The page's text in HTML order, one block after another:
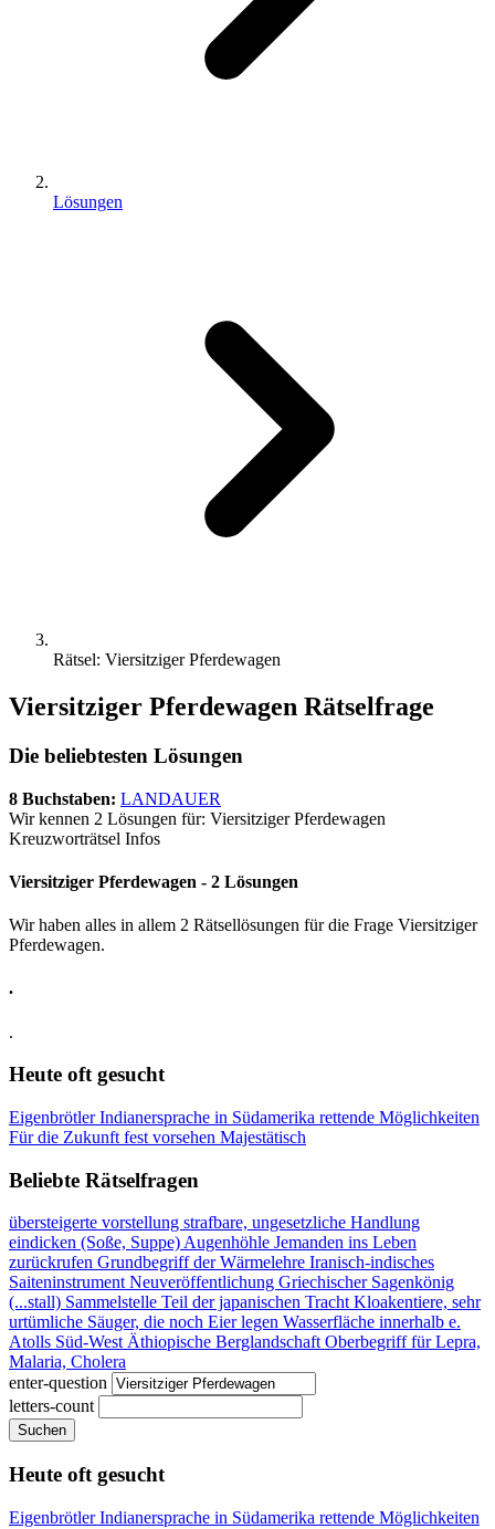
Lösungen
Rätsel: Viersitziger Pferdewagen
Viersitziger Pferdewagen Rätselfrage
Die beliebtesten Lösungen
8 Buchstaben: LANDAUER
Wir kennen 2 Lösungen für: Viersitziger Pferdewagen
Kreuzworträtsel Infos
Viersitziger Pferdewagen - 2 Lösungen
Wir haben alles in allem 2 Rätsellösungen für die Frage Viersitziger
Pferdewagen.
.
.
Heute oft gesucht
EigenbrötlerIndianersprache in Südamerika rettende Möglichkeiten
Für die Zukunft fest vorsehen Majestätisch
Beliebte Rätselfragen
übersteigerte vorstellung strafbare, ungesetzliche Handlung
eindicken (Soße, Suppe)Augenhöhle Jemanden ins Leben
zurückrufen Grundbegriff der Wärmelehre Iranisch-indisches
SaiteninstrumentNeuveröffentlichung Griechischer Sagenkönig
(...stall) Sammelstelle Teil der japanischen TrachtKloakentiere, sehr
urtümliche Säuger, die noch Eier legen Wasserfläche innerhalb e.
Atolls Süd-West Äthiopische BerglandschaftOberbegriff für Lepra,
Malaria, Cholera
enter-question
letters-count
Suchen
Heute oft gesucht
EigenbrötlerIndianersprache in Südamerika rettende Möglichkeiten